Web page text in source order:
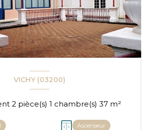
VICHY (03200)
Appartement 2 pièce(s) 1 chambre(s) 37 m²
Ascenseur